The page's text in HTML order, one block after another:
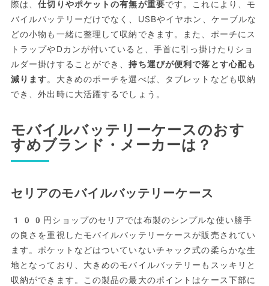
際は、仕切りやポケットの有無が重要です。これにより、モ
バイルバッテリーだけでなく、USBやイヤホン、ケーブルな
どの小物も一緒に整理して収納できます。また、ポーチにス
トラップやDカンが付いていると、手首に引っ掛けたりショ
ルダー掛けすることができ、持ち運びが便利で落とす心配も
減ります。大きめのポーチを選べば、タブレットなども収納
でき、外出時に大活躍するでしょう。
モバイルバッテリーケースのおす
すめブランド・メーカーは？
セリアのモバイルバッテリーケース
100円ショップのセリアでは布製のシンプルな使い勝手
の良さを重視したモバイルバッテリーケースが販売されてい
ます。ポケットなどはついていないチャック式の柔らかな生
地となっており、大きめのモバイルバッテリーもスッキリと
収納ができます。この製品の最大のポイントはケース下部に